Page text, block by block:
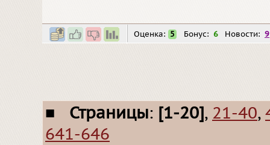
Оценка: 5 Бонус: 6 Новости: 9
■ Страницы: [1-20], 21-40,
641-646